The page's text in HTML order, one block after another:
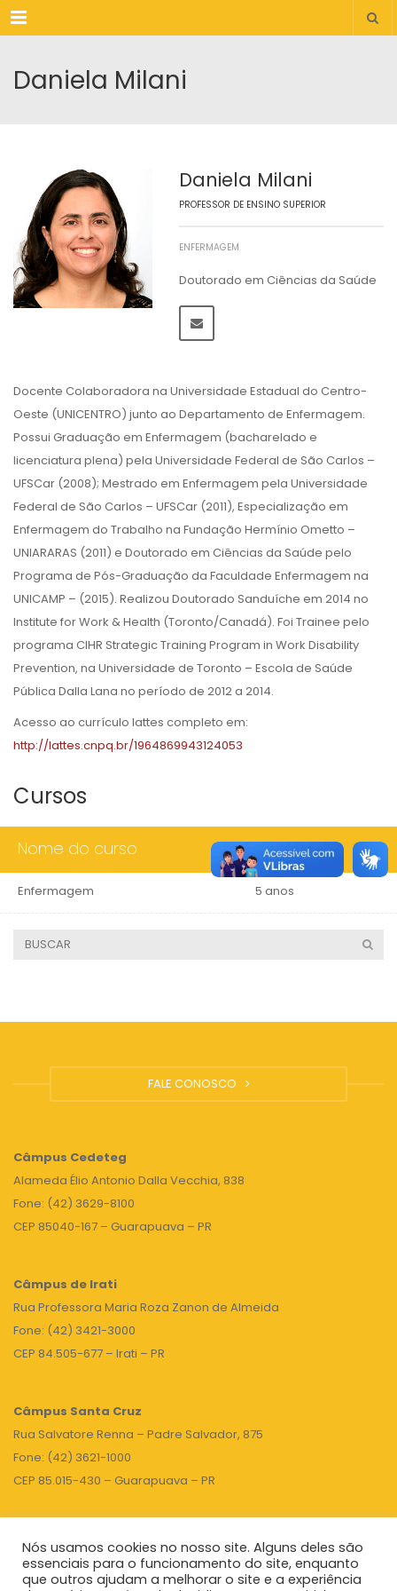
Menu
Daniela Milani
Daniela Milani
PROFESSOR DE ENSINO SUPERIOR
ENFERMAGEM
Doutorado em Ciências da Saúde
Docente Colaboradora na Universidade Estadual do Centro-
Oeste (UNICENTRO) junto ao Departamento de Enfermagem.
Possui Graduação em Enfermagem (bacharelado e
licenciatura plena) pela Universidade Federal de São Carlos –
UFSCar (2008); Mestrado em Enfermagem pela Universidade
Federal de São Carlos – UFSCar (2011), Especialização em
Enfermagem do Trabalho na Fundação Hermínio Ometto –
UNIARARAS (2011) e Doutorado em Ciências da Saúde pelo
Programa de Pós-Graduação da Faculdade Enfermagem na
UNICAMP – (2015). Realizou Doutorado Sanduíche em 2014 no
Institute for Work & Health (Toronto/Canadá). Foi Trainee pelo
programa CIHR Strategic Training Program in Work Disability
Prevention, na Universidade de Toronto – Escola de Saúde
Pública Dalla Lana no período de 2012 a 2014.
Acesso ao currículo lattes completo em:
http://lattes.cnpq.br/1964869943124053
Cursos
Nome do curso Duração
Enfermagem 5 anos
FALE CONOSCO
Câmpus Cedeteg
Alameda Élio Antonio Dalla Vecchia, 838
Fone: (42) 3629-8100
CEP 85040-167 – Guarapuava – PR
Câmpus de Irati
Rua Professora Maria Roza Zanon de Almeida
Fone: (42) 3421-3000
CEP 84.505-677 – Irati – PR
Câmpus Santa Cruz
Rua Salvatore Renna – Padre Salvador, 875
Fone: (42) 3621-1000
CEP 85.015-430 – Guarapuava – PR
TOPO
Nós usamos cookies no nosso site. Alguns deles são
essenciais para o funcionamento do site, enquanto
que outros ajudam a melhorar o site e a experiência